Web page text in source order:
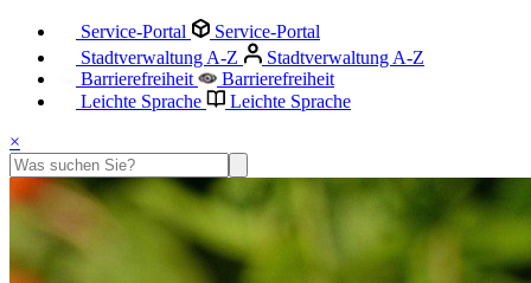
Service-Portal
Service-Portal
Stadtverwaltung A-Z
Stadtverwaltung A-Z
Barrierefreiheit
Barrierefreiheit
Leichte Sprache
Leichte Sprache
×